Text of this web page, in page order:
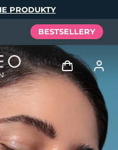
PRODUKTY
BESTSELLERY
Zaloguj
Profil użytkownika